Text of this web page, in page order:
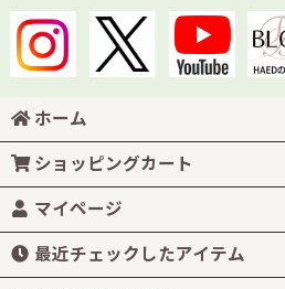
ホーム
ショッピングカート
マイページ
最近チェックしたアイテム